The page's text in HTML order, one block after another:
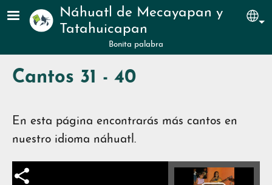
Pasar al contenido principal
Náhuatl de Mecayapan y
Tatahuicapan
Bonita palabra
Cantos 31 - 40
En esta página encontrarás más cantos en
nuestro idioma náhuatl.